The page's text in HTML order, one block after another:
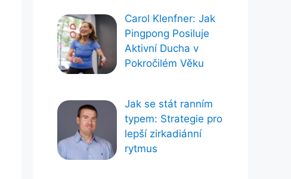
Carol Klenfner: Jak
Pingpong Posiluje
Aktivní Ducha v
Pokročilém Věku
Jak se stát ranním
typem: Strategie pro
lepší zirkadiánní
rytmus